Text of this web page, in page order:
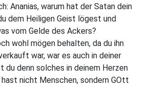
Ananias, warum hat der Satan dein
dem Heiligen Geist lögest und
vom Gelde des Ackers?
wohl mögen behalten, da du ihn
war, war es auch in deiner
du denn solches in deinem Herzen
nicht Menschen, sondern GOtt